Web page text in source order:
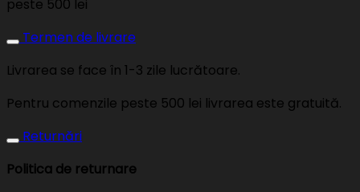
peste 500 lei
Termen de livrare
Livrarea se face în 1-3 zile lucrătoare.
Pentru comenzile peste 500 lei livrarea este gratuită.
Returnări
Politica de returnare